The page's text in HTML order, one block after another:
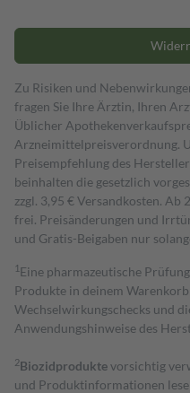
Zu Risiken und
fragen Sie Ihre Ärztin, Ihren
Üblicher
Arzneimittelpreisverordnung.
Preisempfehlung des
beinhalten die gesetzlich
zzgl. 3,95 € Versandkosten.
frei. Preisänderungen und
und Gratis-Beigaben nur
1 Eine pharmazeutische
Produkte in deinem
Wechselwirkungschecks und
Anwendungshinweise des
2Biozidproduktevorsichtig
und Produktinformationen